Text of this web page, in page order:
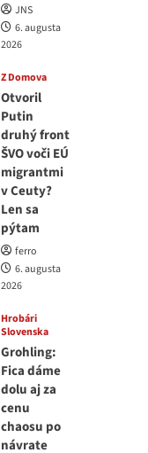
JNS
6. augusta
2026
Z Domova
Otvoril
Putin
druhý front
ŠVO voči EÚ
migrantmi
v Ceuty?
Len sa
pýtam
ferro
6. augusta
2026
Hrobári
Slovenska
Grohling:
Fica dáme
dolu aj za
cenu
chaosu po
návrate